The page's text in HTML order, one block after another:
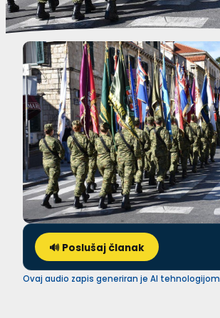
🔊 Poslušaj članak
Ovaj audio zapis generiran je AI tehnologijom